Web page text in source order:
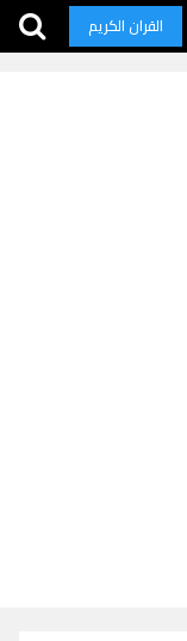
القران الكريم